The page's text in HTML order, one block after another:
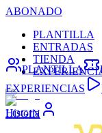
ABONADO
PLANTILLA
ENTRADAS
TIENDA
LOGIN
PLANTILLA
EXPERIENCIAS
Historia